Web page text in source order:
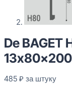
De
485 ₽ за штуку